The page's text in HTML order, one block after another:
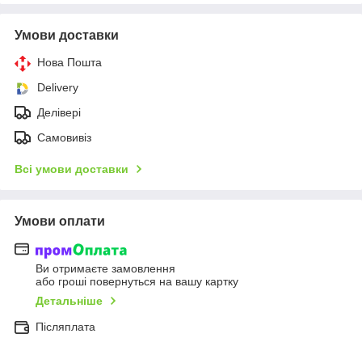
Умови доставки
Нова Пошта
Delivery
Делівері
Самовивіз
Всі умови доставки
Умови оплати
Ви отримаєте замовлення
або гроші повернуться на вашу картку
Детальніше
Післяплата